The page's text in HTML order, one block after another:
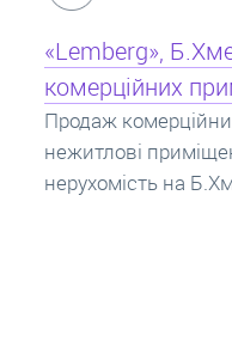
Кредит під
Іпотека на
заставу
потрібно знати?
про іпотечні